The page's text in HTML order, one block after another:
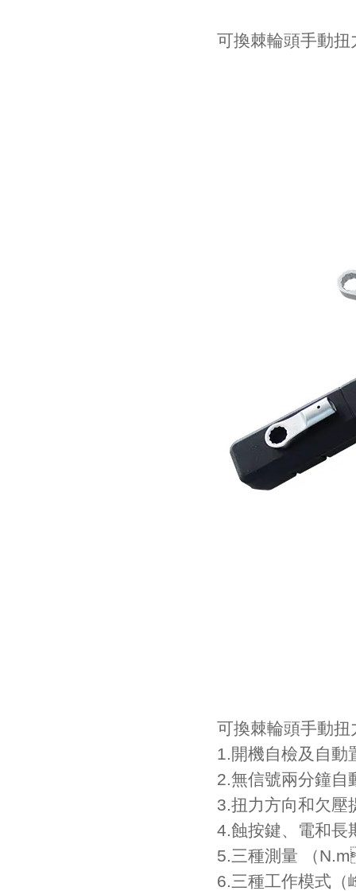
可換棘輪頭手動
可換棘輪頭手動
1.開機自檢及自動
2.無信號兩分鐘自
3.扭力方向和欠壓提
4.蝕按鍵、電和
5.三種測量 （
6.三種工作模式（